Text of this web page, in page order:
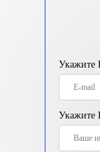
Укажите
Укажите